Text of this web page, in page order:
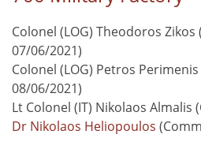
Colonel (LOG) Theodoros
07/06/2021)
Colonel (LOG) Petros
08/06/2021)
Lt Colonel (IT) Nikolaos
Dr Nikolaos Heliopoulos